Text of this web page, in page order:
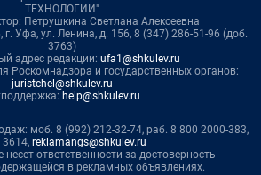
ТЕХНОЛОГИИ"
Петрушкина Светлана Алексеевна
Уфа, ул. Ленина, д. 156, 8 (347) 286-51-96 (доб.
3763)
адрес редакции: ufa1@shkulev.ru
Роскомнадзора и государственных органов:
juristchel@shkulev.ru
help@shkulev.ru
моб. 8 (992) 212-32-74, раб. 8 800 2000-383,
3614, reklamangs@shkulev.ru
несет ответственности за достоверность
в рекламных объявлениях.